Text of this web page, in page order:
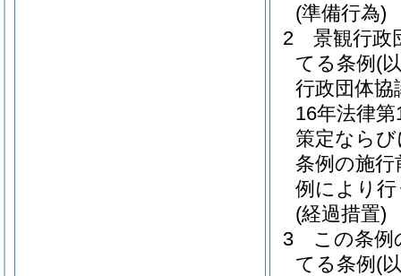
(準備行為)
2
景観行政
てる条例 (
行政団体協
16年法律第
策定なら
条例の施
例により
(経過措置)
3
この条例
てる条例 (